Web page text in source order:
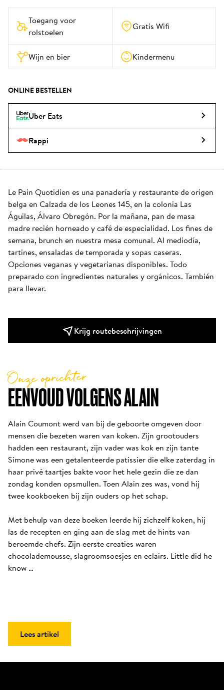
Toegang voor
rolstoelen
Gratis Wifi
Wijn en bier Kindermenu
ONLINE BESTELLEN
Uber Eats
Rappi
Le Pain Quotidien es una panadería y restaurante de origen
belga en Calzada de los Leones 145, en la colonia Las
Águilas, Álvaro Obregón. Por la mañana, pan de masa
madre recién horneado y café de especialidad. Los fines de
semana, brunch en nuestra mesa comunal. Al mediodía,
tartines, ensaladas de temporada y sopas caseras.
Opciones veganas y vegetarianas disponibles. Todo
preparado con ingredientes naturales y orgánicos. También
para llevar.
Krijg routebeschrijvingen
EENVOUD VOLGENS ALAIN
Onze oprichter
Alain Coumont werd van bij de geboorte omgeven door
mensen die bezeten waren van koken. Zijn grootouders
hadden een restaurant, zijn vader was kok en zijn tante
Simone was een getalenteerde patissier die elke zaterdag in
haar privé taartjes bakte voor het hele gezin die ze dan
zondag konden opsmullen. Toen Alain zes was, vond hij
twee kookboeken bij zijn ouders op het schap.
Met behulp van deze boeken leerde hij zichzelf koken, hij
las de recepten en ging aan de slag met de hints van
beroemde chefs. Zijn eerste creaties waren
chocolademousse, slagroomsoesjes en eclairs. Little did he
know …
Lees artikel